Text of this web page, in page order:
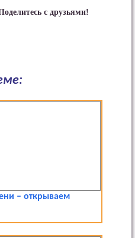
с друзьями!
– открываем